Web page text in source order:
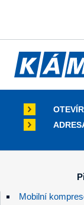
Mobilní